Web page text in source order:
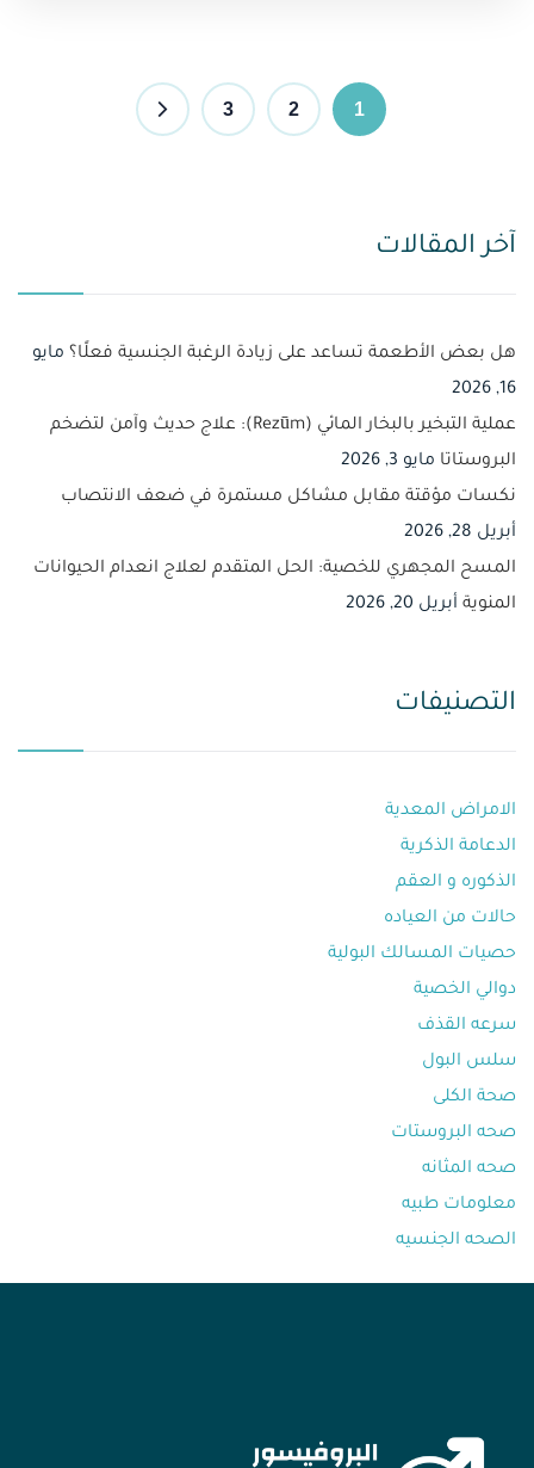
1
2
3
آخر المقالات
هل بعض الأطعمة تساعد على زيادة الرغبة الجنسية فعلًا؟ مايو
16, 2026
عملية التبخير بالبخار المائي (Rezūm): علاج حديث وآمن لتضخم
البروستاتا مايو 3, 2026
نكسات مؤقتة مقابل مشاكل مستمرة في ضعف الانتصاب
أبريل 28, 2026
المسح المجهري للخصية: الحل المتقدم لعلاج انعدام الحيوانات
المنوية أبريل 20, 2026
التصنيفات
الامراض المعدية
الدعامة الذكرية
الذكوره و العقم⁩
حالات من العياده⁩
حصيات المسالك البولية
دوالي الخصية
سرعه القذف⁩
سلس البول
صحة الكلى
صحه البروستات
صحه المثانه⁩
معلومات طبيه⁩